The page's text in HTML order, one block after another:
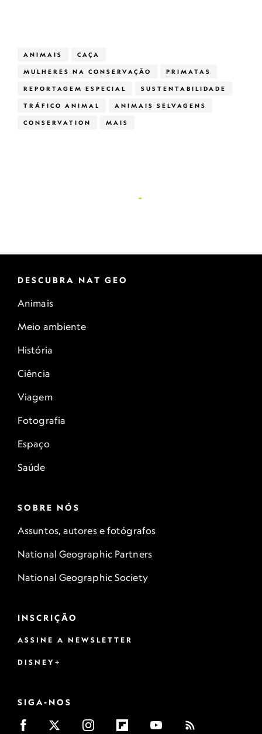
ANIMAIS CAÇA
MULHERES NA CONSERVAÇÃO PRIMATAS
REPORTAGEM ESPECIAL SUSTENTABILIDADE
TRÁFICO ANIMAL ANIMAIS SELVAGENS
CONSERVATION MAIS
DESCUBRA NAT GEO
Animais
Meio ambiente
História
Ciência
Viagem
Fotografia
Espaço
Saúde
SOBRE NÓS
Assuntos, autores e fotógrafos
National Geographic Partners
National Geographic Society
INSCRIÇÃO
ASSINE A NEWSLETTER
DISNEY+
SIGA-NOS